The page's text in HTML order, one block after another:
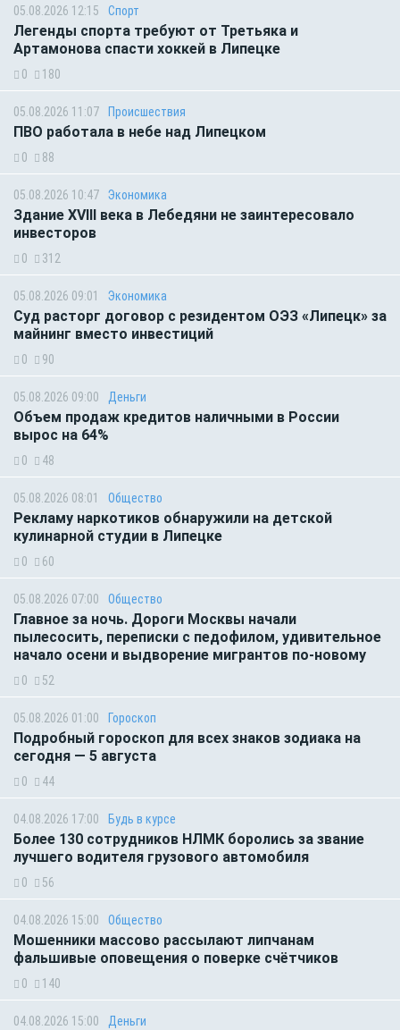
05.08.2026 12:15 Спорт
Легенды спорта требуют от Третьяка и
Артамонова спасти хоккей в Липецке
0 180
05.08.2026 11:07 Происшествия
ПВО работала в небе над Липецком
0 88
05.08.2026 10:47 Экономика
Здание XVIII века в Лебедяни не заинтересовало
инвесторов
0 312
05.08.2026 09:01 Экономика
Суд расторг договор с резидентом ОЭЗ «Липецк» за
майнинг вместо инвестиций
0 90
05.08.2026 09:00 Деньги
Объем продаж кредитов наличными в России
вырос на 64%
0 48
05.08.2026 08:01 Общество
Рекламу наркотиков обнаружили на детской
кулинарной студии в Липецке
0 60
05.08.2026 07:00 Общество
Главное за ночь. Дороги Москвы начали
пылесосить, переписки с педофилом, удивительное
начало осени и выдворение мигрантов по-новому
0 52
05.08.2026 01:00 Гороскоп
Подробный гороскоп для всех знаков зодиака на
сегодня — 5 августа
0 44
04.08.2026 17:00 Будь в курсе
Более 130 сотрудников НЛМК боролись за звание
лучшего водителя грузового автомобиля
0 56
04.08.2026 15:00 Общество
Мошенники массово рассылают липчанам
фальшивые оповещения о поверке счётчиков
0 140
04.08.2026 15:00 Деньги